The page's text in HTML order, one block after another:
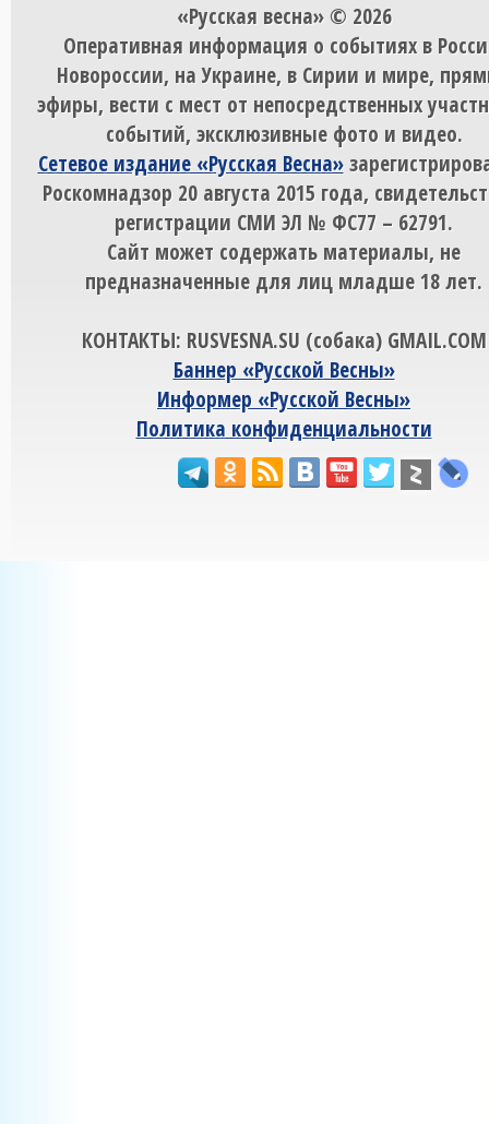
«Русская весна» © 2026
Оперативная информация о событиях в
Новороссии, на Украине, в Сирии и мире,
эфиры, вести с мест от непосредственных
событий, эксклюзивные фото и видео.
Сетевое издание «Русская Весна»
Роскомнадзор 20 августа 2015 года,
регистрации СМИ ЭЛ № ФС77 – 62791.
Сайт может содержать материалы, не
предназначенные для лиц младше 18 лет.
КОНТАКТЫ: RUSVESNA.SU (собака) GMAIL.COM
Баннер «Русской Весны»
Информер «Русской Весны»
Политика конфиденциальности